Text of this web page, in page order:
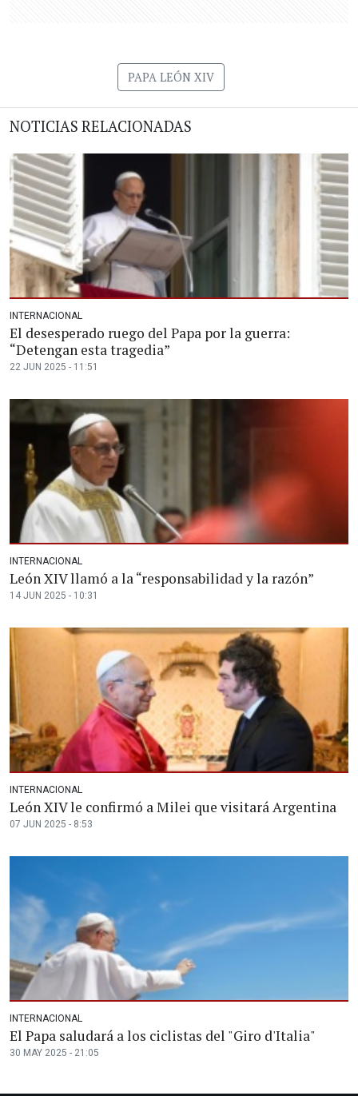
PAPA LEÓN XIV
NOTICIAS RELACIONADAS
INTERNACIONAL
El desesperado ruego del Papa por la guerra:
“Detengan esta tragedia”
22 JUN 2025 - 11:51
INTERNACIONAL
León XIV llamó a la “responsabilidad y la razón”
14 JUN 2025 - 10:31
INTERNACIONAL
León XIV le confirmó a Milei que visitará Argentina
07 JUN 2025 - 8:53
INTERNACIONAL
El Papa saludará a los ciclistas del "Giro d'Italia"
30 MAY 2025 - 21:05